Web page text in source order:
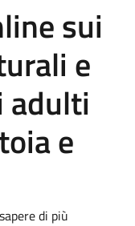
sui
e
adulti
e
di più